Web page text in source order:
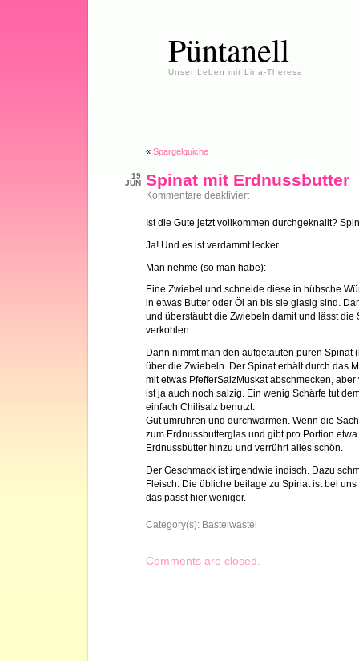
Püntanell
Unser Leben mit Lina-Theresa
« Spargelquiche
19
JUN Spinat mit Erdnussbutter
Kommentare deaktiviertfür
Erdnussbutter
Ist die Gute jetzt vollkommen durchgeknallt?
Ja! Und es ist verdammt lecker.
Man nehme (so man habe):
Eine Zwiebel und schneide diese in hübsche
in etwas Butter oder Öl an bis sie glasig sind.
und überstäubt die Zwiebeln damit und lässt die
verkohlen.
Dann nimmt man den aufgetauten puren Spinat
über die Zwiebeln. Der Spinat erhält durch das
mit etwas PfefferSalzMuskat abschmecken,
ist ja auch noch salzig. Ein wenig Schärfe tut
einfach Chilisalz benutzt.
Gut umrühren und durchwärmen. Wenn die
zum Erdnussbutterglas und gibt pro Portion
Erdnussbutter hinzu und verrührt alles schön.
Der Geschmack ist irgendwie indisch. Dazu
Fleisch. Die übliche beilage zu Spinat ist bei
das passt hier weniger.
Category(s): Bastelwastel
Comments are closed.